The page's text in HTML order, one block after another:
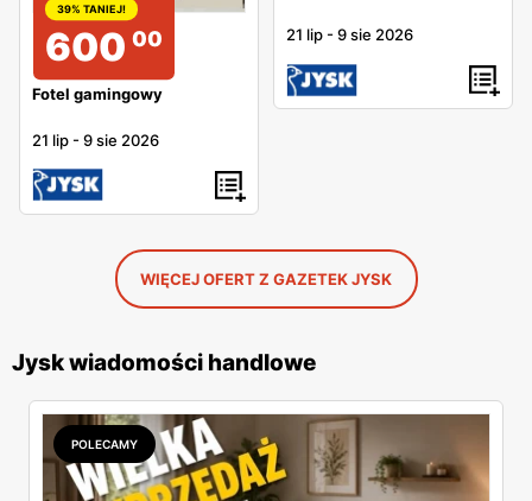
39% TANIEJ!
600 00
Fotel gamingowy
21 lip -9 sie 2026
21 lip -9 sie 2026
WIĘCEJ OFERT Z GAZETEK JYSK
Jysk wiadomości handlowe
POLECAMY